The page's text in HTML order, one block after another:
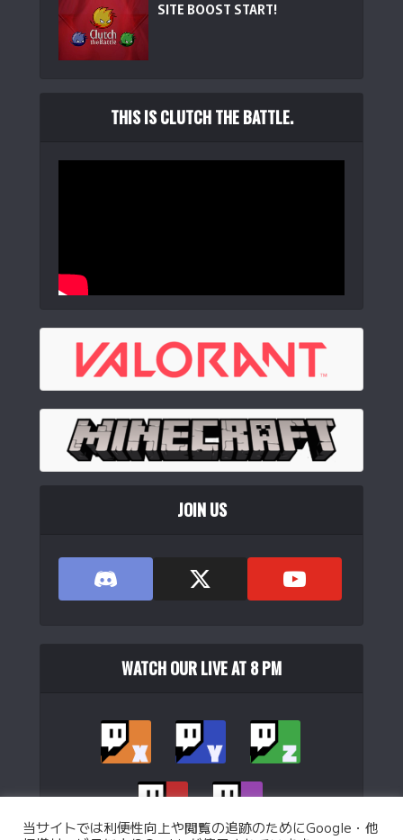
SITE BOOST START!
THIS IS CLUTCH THE BATTLE.
JOIN US
WATCH OUR LIVE AT 8 PM
当サイトでは利便性向上や閲覧の追跡のためにGoogle・他